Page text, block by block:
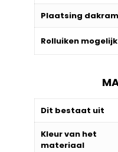
Plaatsing
Rolluiken mogelijk
Dit bestaat uit
Kleur van het
materiaal